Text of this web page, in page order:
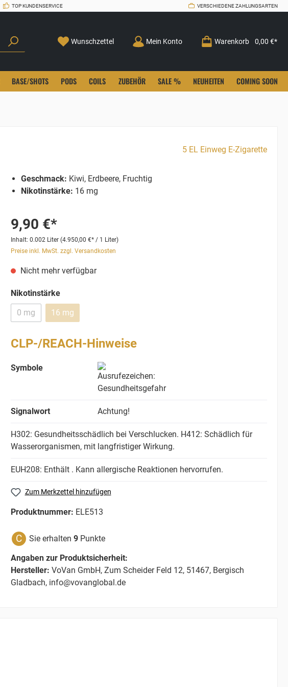
TOP KUNDENSERVICE VERSCHIEDENE ZAHLUNGSARTEN
Wunschzettel Mein Konto Warenkorb 0,00 €*
BASE/SHOTS PODS COILS ZUBEHÖR SALE % NEUHEITEN COMING SOON
5 EL Einweg E-Zigarette
Geschmack: Kiwi, Erdbeere, Fruchtig
Nikotinstärke: 16 mg
9,90 €*
Inhalt: 0.002 Liter (4.950,00 €* / 1 Liter)
Preise inkl. MwSt. zzgl. Versandkosten
Nicht mehr verfügbar
Nikotinstärke
0 mg
16 mg
CLP-/REACH-Hinweise
Symbole
Signalwort Achtung!
H302: Gesundheitsschädlich bei Verschlucken. H412: Schädlich für
Wasserorganismen, mit langfristiger Wirkung.
EUH208: Enthält . Kann allergische Reaktionen hervorrufen.
Zum Merkzettel hinzufügen
Produktnummer: ELE513
C Sie erhalten 9 Punkte
Angaben zur Produktsicherheit:
Hersteller: VoVan GmbH, Zum Scheider Feld 12, 51467, Bergisch
Gladbach, info@vovanglobal.de